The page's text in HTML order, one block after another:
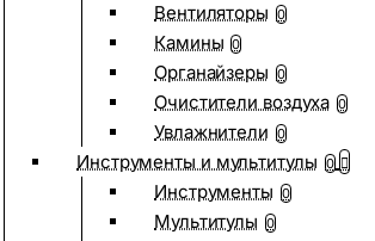
Вентиляторы 0
Камины 0
Органайзеры 0
Очистители воздуха 0
Увлажнители 0
Инструменты и мультитулы 0
Инструменты 0
Мультитулы 0